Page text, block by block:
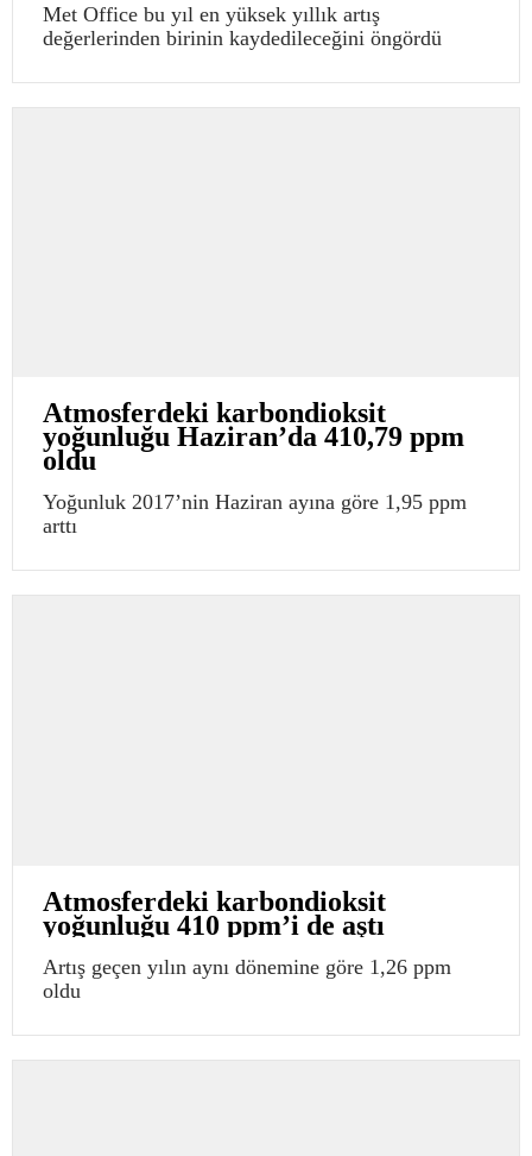
Met Office bu yıl en yüksek yıllık artış
değerlerinden birinin kaydedileceğini öngördü
Atmosferdeki karbondioksit
yoğunluğu Haziran’da 410,79 ppm
oldu
Yoğunluk 2017’nin Haziran ayına göre 1,95 ppm
arttı
Atmosferdeki karbondioksit
yoğunluğu 410 ppm’i de aştı
Artış geçen yılın aynı dönemine göre 1,26 ppm
oldu